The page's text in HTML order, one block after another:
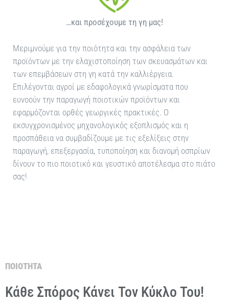
…και προσέχουμε τη γη μας!
Μεριμνούμε για την ποιότητα και την ασφάλεια των
προϊόντων με την ελαχιστοποίηση των σκευασμάτων και
των επεμβάσεων στη γη κατά την καλλιέργεια.
Επιλέγονται αγροί με εδαφολογικά γνωρίσματα που
ευνοούν την παραγωγή ποιοτικών προϊόντων και
εφαρμόζονται ορθές γεωργικές πρακτικές. Ο
εκσυγχρονισμένος μηχανολογικός εξοπλισμός και η
προσπάθεια να συμβαδίζουμε με τις εξελίξεις στην
παραγωγή, επεξεργασία, τυποποίηση και διανομή οσπρίων
δίνουν το πιο ποιοτικό και γευστικό αποτέλεσμα στο πιάτο
σας!
ΠΟΙΟΤΗΤΑ
Κάθε Σπόρος Κάνει Τον Κύκλο Του!